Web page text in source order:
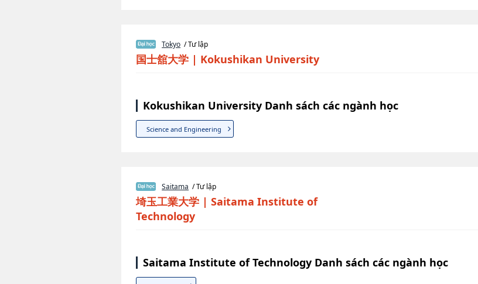
Tokyo / Tư lập
国士舘大学 | Kokushikan University
Kokushikan University Danh sách các ngành học
Science and Engineering
Saitama / Tư lập
埼玉工業大学 | Saitama Institute of
Technology
Saitama Institute of Technology Danh sách các ngành học